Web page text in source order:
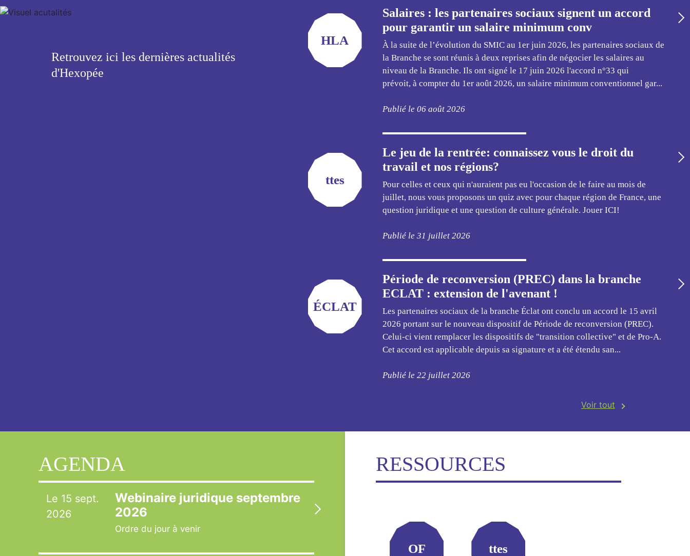
Retrouvez ici les dernières actualités
d'Hexopée
HLA
Salaires : les partenaires sociaux signent un accord
pour garantir un salaire minimum conv
À la suite de l’évolution du SMIC au 1er juin 2026, les partenaires sociaux de
la Branche se sont réunis à deux reprises afin de négocier les salaires au
niveau de la Branche. Ils ont signé le 17 juin 2026 l'accord n°33 qui
prévoit, à compter du 1er août 2026, un salaire minimum conventionnel gar...
Publié le 06 août 2026
ttes
Le jeu de la rentrée: connaissez vous le droit du
travail et nos régions?
Pour celles et ceux qui n'auraient pas eu l'occasion de le faire au mois de
juillet, nous vous proposons un quiz avec pour chaque région de France, une
question juridique et une question de culture générale. Jouer ICI!
Publié le 31 juillet 2026
ÉCLAT
Période de reconversion (PREC) dans la branche
ECLAT : extension de l'avenant !
Les partenaires sociaux de la branche Éclat ont conclu un accord le 15 avril
2026 portant sur le nouveau dispositif de Période de reconversion (PREC).
Celui-ci vient remplacer les dispositifs de "transition collective" et de Pro-A.
Cet accord est applicable depuis sa signature et a été étendu san...
Publié le 22 juillet 2026
Voir tout
AGENDA
Le 15 sept.
2026
Webinaire juridique septembre
2026
Ordre du jour à venir
RESSOURCES
OF ttes